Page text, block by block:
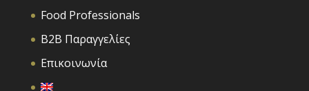
Food Professionals
B2B Παραγγελίες
Επικοινωνία